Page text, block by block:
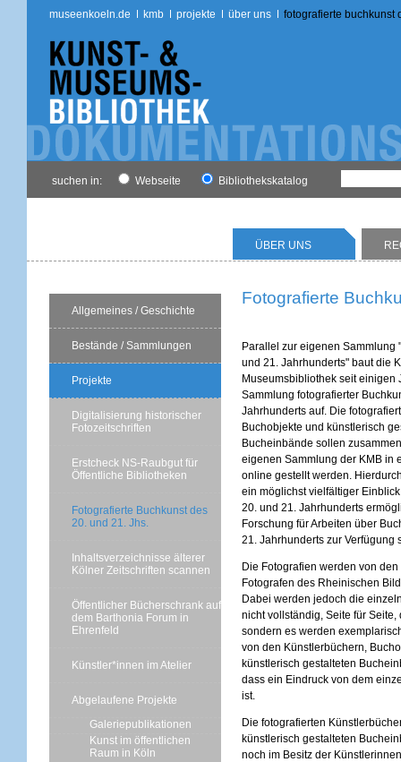
museenkoeln.de kmb projekte über uns fotografierte buchkunst
suchen in: Webseite Bibliothekskatalog
ÜBER UNS
Allgemeines / Geschichte
Bestände / Sammlungen
Projekte
Digitalisierung historischer
Fotozeitschriften
Erstcheck NS-Raubgut für
Öffentliche Bibliotheken
Fotografierte Buchkunst des
20. und 21. Jhs.
Inhaltsverzeichnisse älterer
Kölner Zeitschriften scannen
Öffentlicher Bücherschrank auf
dem Barthonia Forum in
Ehrenfeld
Künstler*innen im Atelier
Abgelaufene Projekte
Galeriepublikationen
Kunst im öffentlichen
Raum in Köln
Fotografierte
Parallel zur eigenen Sammlung
und 21. Jahrhunderts" baut die
Museumsbibliothek seit einigen
Sammlung fotografierter
Jahrhunderts auf. Die
Buchobjekte und künstlerisch
Bucheinbände sollen
eigenen Sammlung der KMB in
online gestellt werden.
ein möglichst vielfältiger
20. und 21. Jahrhunderts
Forschung für Arbeiten über
21. Jahrhunderts zur Verfügung
Die Fotografien werden von
Fotografen des Rheinischen
Dabei werden jedoch die
nicht vollständig, Seite für Seite,
sondern es werden
von den Künstlerbüchern,
künstlerisch gestalteten
dass ein Eindruck von dem
ist.
Die fotografierten
künstlerisch gestalteten
noch im Besitz der